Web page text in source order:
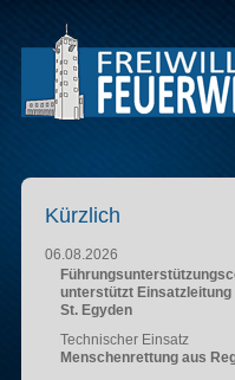
Kürzlich
06.08.2026
unterstützt Einsatzleitung
St. Egyden
Technischer Einsatz
Menschenrettung aus